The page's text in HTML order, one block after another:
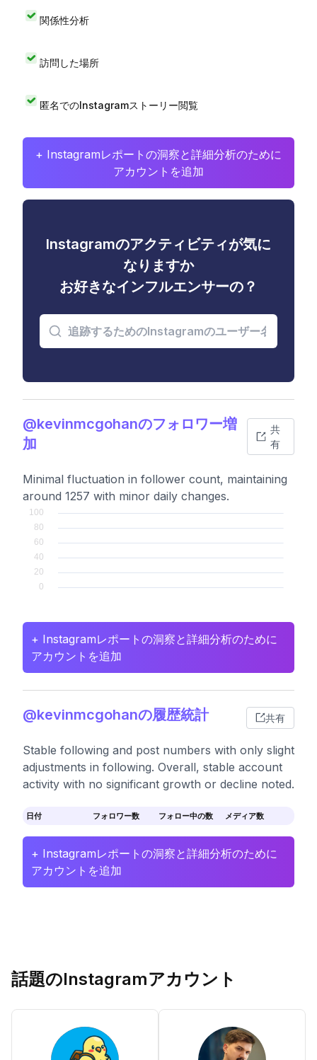
関係性分析
訪問した場所
匿名でのInstagramストーリー閲覧
+ Instagramレポートの洞察と詳細分析のために
アカウントを追加
Instagramのアクティビティが気に
なりますか
お好きなインフルエンサーの？
@kevinmcgohanのフォロワー増
加
共
有
Minimal fluctuation in follower count, maintaining
around 1257 with minor daily changes.
+ Instagramレポートの洞察と詳細分析のために
アカウントを追加
@kevinmcgohanの履歴統計 共有
Stable following and post numbers with only slight
adjustments in following. Overall, stable account
activity with no significant growth or decline noted.
日付 フォロワー数 フォロー中の数 メディア数
+ Instagramレポートの洞察と詳細分析のために
アカウントを追加
話題のInstagramアカウント